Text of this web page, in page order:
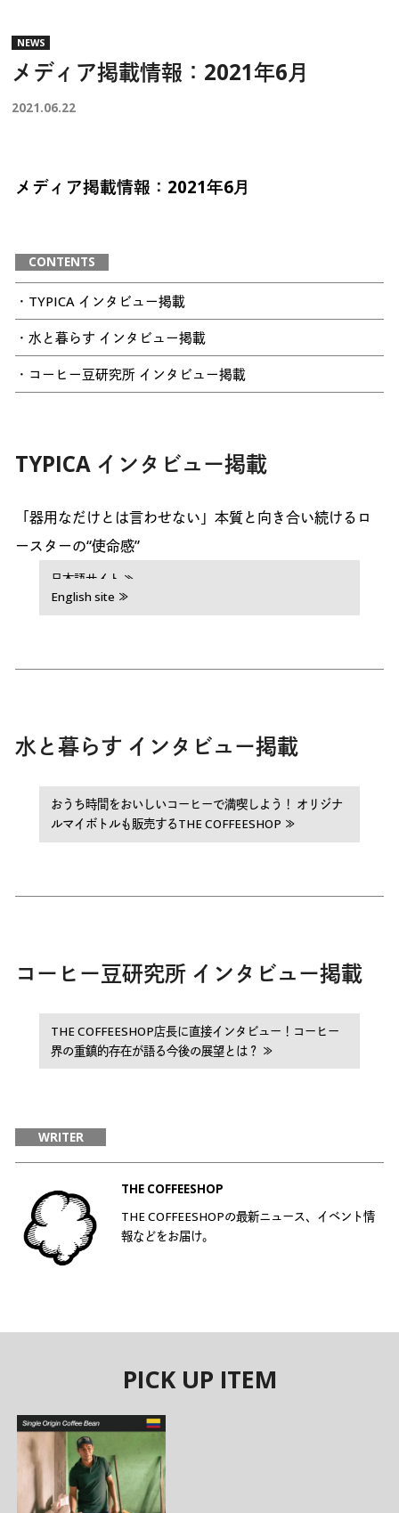
NEWS
メディア掲載情報：2021年6月
2021.06.22
メディア掲載情報：2021年6月
CONTENTS
・TYPICA インタビュー掲載
・水と暮らす インタビュー掲載
・コーヒー豆研究所 インタビュー掲載
TYPICA インタビュー掲載
「器用なだけとは言わせない」本質と向き合い続けるロ
ースターの“使命感”
日本語サイト ≫
English site ≫
水と暮らす インタビュー掲載
おうち時間をおいしいコーヒーで満喫しよう！ オリジナ
ルマイボトルも販売するTHE COFFEESHOP ≫
コーヒー豆研究所 インタビュー掲載
THE COFFEESHOP店長に直接インタビュー！コーヒー
界の重鎮的存在が語る今後の展望とは？ ≫
WRITER
THE COFFEESHOP
THE COFFEESHOPの最新ニュース、イベント情
報などをお届け。
PICK UP ITEM